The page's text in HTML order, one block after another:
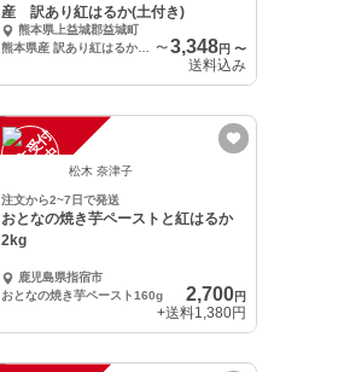
産 訳あり紅はるか(土付き)
熊本県上益城郡益城町
〜3,348円 〜
送料込み
注
文
受
付
停
止
中 松木 奈津子
注文から2~7日で発送
おとなの焼き芋ペーストと紅はるか
2kg
鹿児島県指宿市
おとなの焼き芋ペースト160g
2,700円
+送料1,380円